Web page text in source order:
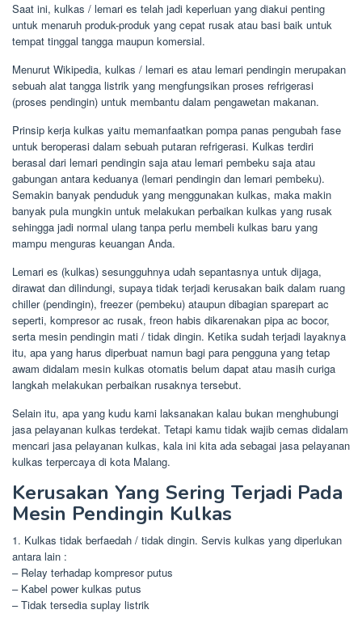
Saat ini, kulkas / lemari es telah jadi keperluan yang diakui penting
untuk menaruh produk-produk yang cepat rusak atau basi baik untuk
tempat tinggal tangga maupun komersial.
Menurut Wikipedia, kulkas / lemari es atau lemari pendingin merupakan
sebuah alat tangga listrik yang mengfungsikan proses refrigerasi
(proses pendingin) untuk membantu dalam pengawetan makanan.
Prinsip kerja kulkas yaitu memanfaatkan pompa panas pengubah fase
untuk beroperasi dalam sebuah putaran refrigerasi. Kulkas terdiri
berasal dari lemari pendingin saja atau lemari pembeku saja atau
gabungan antara keduanya (lemari pendingin dan lemari pembeku).
Semakin banyak penduduk yang menggunakan kulkas, maka makin
banyak pula mungkin untuk melakukan perbaikan kulkas yang rusak
sehingga jadi normal ulang tanpa perlu membeli kulkas baru yang
mampu menguras keuangan Anda.
Lemari es (kulkas) sesungguhnya udah sepantasnya untuk dijaga,
dirawat dan dilindungi, supaya tidak terjadi kerusakan baik dalam ruang
chiller (pendingin), freezer (pembeku) ataupun dibagian sparepart ac
seperti, kompresor ac rusak, freon habis dikarenakan pipa ac bocor,
serta mesin pendingin mati / tidak dingin. Ketika sudah terjadi layaknya
itu, apa yang harus diperbuat namun bagi para pengguna yang tetap
awam didalam mesin kulkas otomatis belum dapat atau masih curiga
langkah melakukan perbaikan rusaknya tersebut.
Selain itu, apa yang kudu kami laksanakan kalau bukan menghubungi
jasa pelayanan kulkas terdekat. Tetapi kamu tidak wajib cemas didalam
mencari jasa pelayanan kulkas, kala ini kita ada sebagai jasa pelayanan
kulkas terpercaya di kota Malang.
Kerusakan Yang Sering Terjadi Pada
Mesin Pendingin Kulkas
1. Kulkas tidak berfaedah / tidak dingin. Servis kulkas yang diperlukan
antara lain :
– Relay terhadap kompresor putus
– Kabel power kulkas putus
– Tidak tersedia suplay listrik